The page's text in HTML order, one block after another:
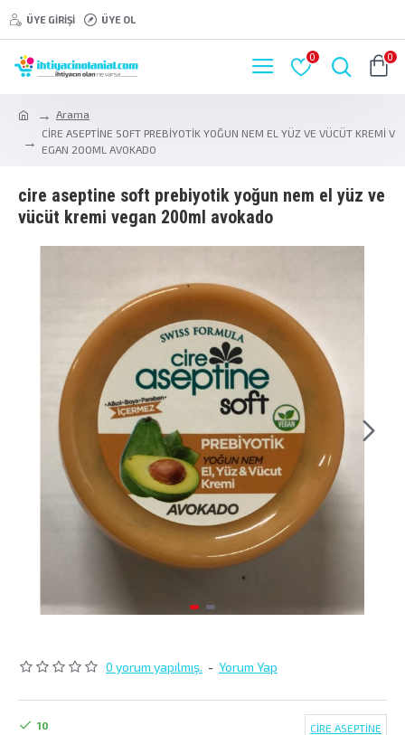
ÜYE GIRIŞI ÜYE OL
0 0
Arama
CİRE ASEPTİNE SOFT PREBİYOTİK YOĞUN NEM EL YÜZ VE VÜCÜT KREMİ V
EGAN 200ML AVOKADO
ci̇re asepti̇ne soft prebi̇yoti̇k yoğun nem el yüz ve
vücüt kremi̇ vegan 200ml avokado
0 yorum yapılmış. - Yorum Yap
10
CİRE ASEPTİNE